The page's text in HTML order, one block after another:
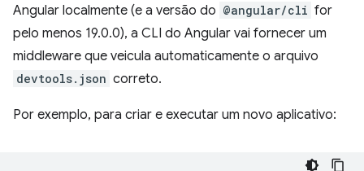
Angular localmente (e a versão do @angular/cli for
pelo menos 19.0.0), a CLI do Angular vai fornecer um
middleware que veicula automaticamente o arquivo
devtools.json correto.
Por exemplo, para criar e executar um novo aplicativo: